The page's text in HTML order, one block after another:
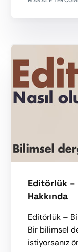
Editörlük –
Hakkında
Editörlük –
Bir bilimsel
istiyorsanız